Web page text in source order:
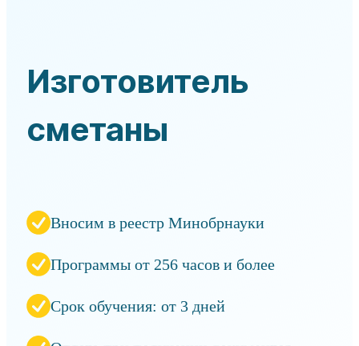
Изготовитель
сметаны
Вносим в реестр Минобрнауки
Программы от 256 часов и более
Срок обучения: от 3 дней